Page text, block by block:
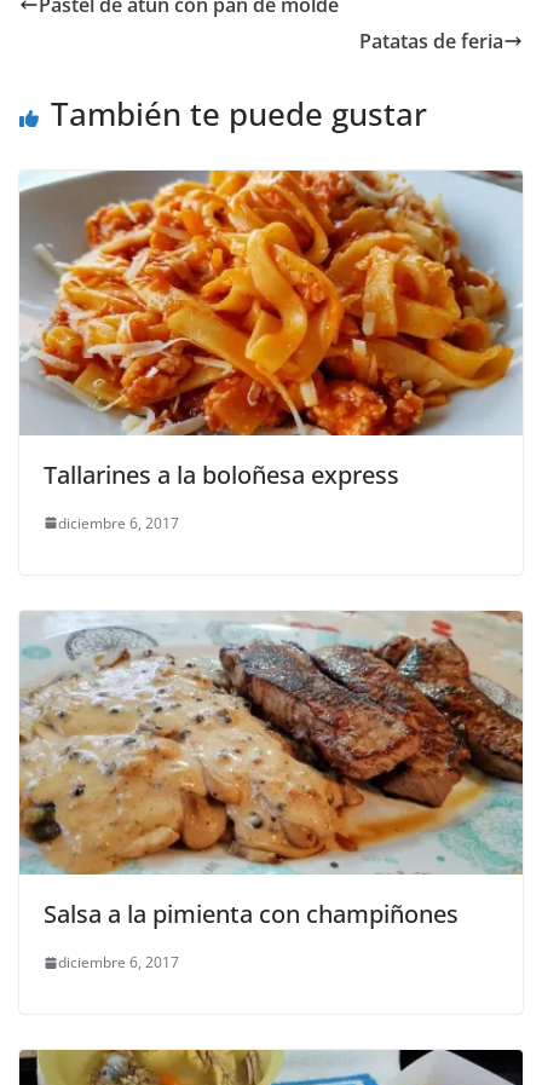
Patatas de feria
También te puede gustar
Tallarines a la boloñesa express
diciembre 6, 2017
Salsa a la pimienta con champiñones
diciembre 6, 2017